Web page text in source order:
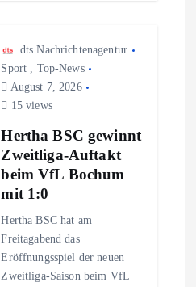
dts Nachrichtenagentur
Sport , Top-News
August 7, 2026
15 views
Hertha BSC gewinnt
Zweitliga-Auftakt
beim VfL Bochum
mit 1:0
Hertha BSC hat am
Freitagabend das
Eröffnungsspiel der neuen
Zweitliga-Saison beim VfL